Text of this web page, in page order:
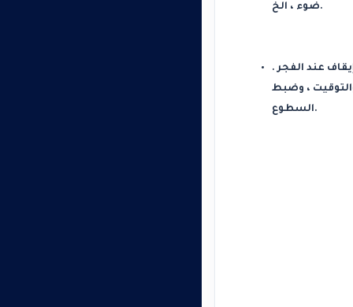
ضوء ، الخ.
عند الغسق وإيقاف عند الفجر .
، وضبط
السطوع.